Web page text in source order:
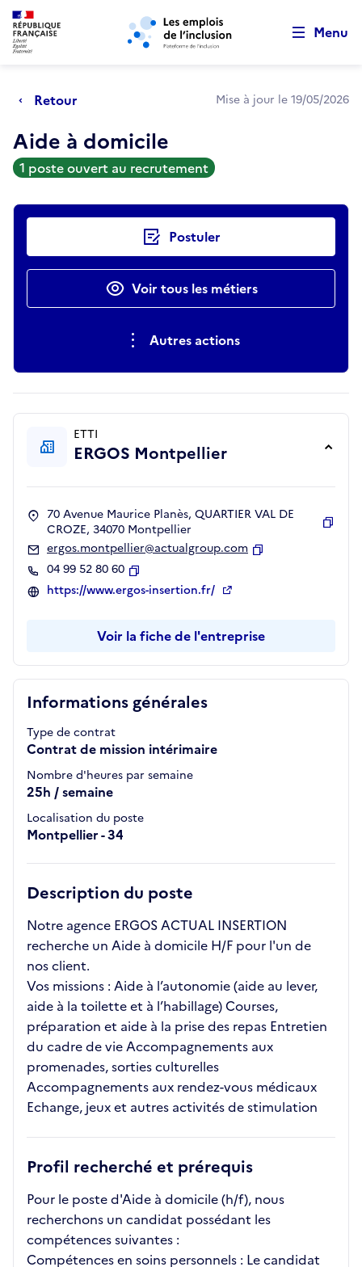
Aller au menu principal Aller au contenu principal
Menu
Retour Mise à jour le 19/05/2026
Aide à domicile
1 poste ouvert au recrutement
Actions rapides Postuler
Voir tous les métiers
Autres actions
Informations générales
Type de contrat
Contrat de mission intérimaire
Nombre d'heures par semaine
25h / semaine
Localisation du poste
Montpellier - 34
Description du poste
Notre agence ERGOS ACTUAL INSERTION
recherche un Aide à domicile H/F pour l'un de
nos client.
Vos missions : Aide à l’autonomie (aide au lever,
aide à la toilette et à l’habillage) Courses,
préparation et aide à la prise des repas Entretien
du cadre de vie Accompagnements aux
promenades, sorties culturelles
Accompagnements aux rendez-vous médicaux
Echange, jeux et autres activités de stimulation
Profil recherché et prérequis
Pour le poste d'Aide à domicile (h/f), nous
recherchons un candidat possédant les
compétences suivantes :
Compétences en soins personnels : Le candidat
ETTI
ERGOS Montpellier
70 Avenue Maurice Planès, QUARTIER VAL DE
CROZE, 34070 Montpellier
ergos.montpellier@actualgroup.com
04 99 52 80 60
Copier
https://www.ergos-insertion.fr/
Voir la fiche de l'entreprise
Retour au début de la page
Panneau de gestion des cookies